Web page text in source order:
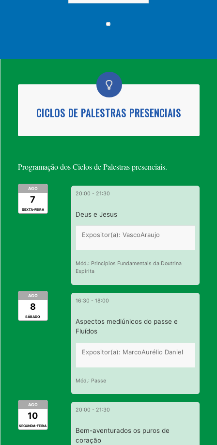
CICLOS DE PALESTRAS PRESENCIAIS
Programação dos Ciclos de Palestras presenciais.
AGO
7
SEXTA-FEIRA
20:00 - 21:30
Deus e Jesus
Expositor(a): VascoAraujo
Mód.: Princípios Fundamentais da Doutrina
Espírita
AGO
8
SÁBADO
16:30 -18:00
Aspectos mediúnicos do passe e
Fluídos
Expositor(a): MarcoAurélio Daniel
Mód.: Passe
AGO
10
SEGUNDA-FEIRA
20:00 - 21:30
Bem-aventurados os puros de
coração